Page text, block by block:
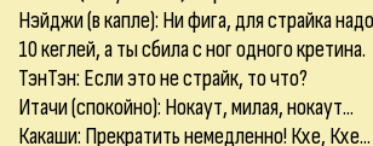
Нэйджи (в капле): Ни фига, для страйка
10 кеглей, а ты сбила с ног одного кретина.
ТэнТэн: Если это не страйк, то что?
Итачи (спокойно): Нокаут, милая, нокаут...
Какаши: Прекратить немедленно! Кхе, Кхе...